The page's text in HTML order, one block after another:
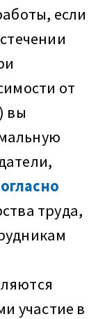
если
от
вы
труда,
участие в